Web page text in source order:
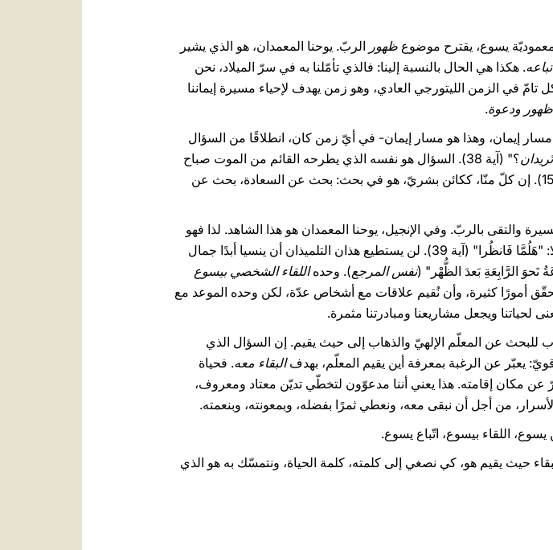
ظهور الربّ. يوحنا المعمدان، هو الذي يشير
. هكذا هي الحال بالنسبة إلينا: فالذي تأمّلنا به في سرّ الميلاد، نحن
تامّ في الزمن الليتورجي العادي، وهو زمن يهدف لإحياء مسيرة إيماننا
ظهور ودعوة.
مسار إيمان، وهذا هو مسار إيمان- في أيّ زمن كان، انطلاقًا من السؤال
؟" (آية 38). السؤال هو نفسه الذي يطرحه القائم من الموت صباح
؟" (يو 20، 15). إن كلّ منّا، ككائن بشريّ، هو في بحث: بحث عن السعادة، بحث عن
بالربّ. وفي الإنجيل، يوحنا المعمدان هو هذا الشاهد. لذا فهو
يستطيع أن يوجّه التلاميذ نحو يسوع، الذي يُدخلهم في خبرة جديدة قائلا: "هَلُمَّا فَانظُرا" (آية 39). لن يستطيع هذان التلميذان أن ينسيا أبدًا جمال
نَحوَ الرَّابِعَةِ بَعدَ الظُّهْر" (نفس المرجع). وحدهاللقاء الشخصي بيسوع
أمورًا كثيرة، وأن نُقيم علاقات مع أشخاص عدّة، لكن وحده الموعد مع
لحياتنا ويجعل مشاريعنا ومبادرتنا مثمرة.
عن المعلّم الإلهيّ والذهاب إلى حيث يقيم. إن السؤال الذي
البقاء معه. فحياة
عن مكان إقامته. هذا يعني أننا مدعوّون لتخطّي تديّن معتاد ومعروف،
من أجل أن نبقى معه، ونعطي ثمرًا بفضله، وبمعونته، وبنعمته.
اللقاء بيسوع، اتّباع يسوع.
حيث يقيم هو، كي نصغي إلى كلمته، كلمة الحياة، ونتمسّك به هو الذي